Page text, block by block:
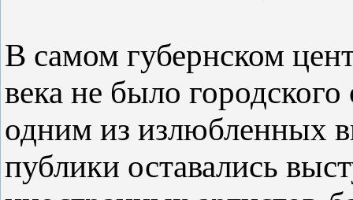
В самом губернском
века не было
одним из излюбленных
публики оставались